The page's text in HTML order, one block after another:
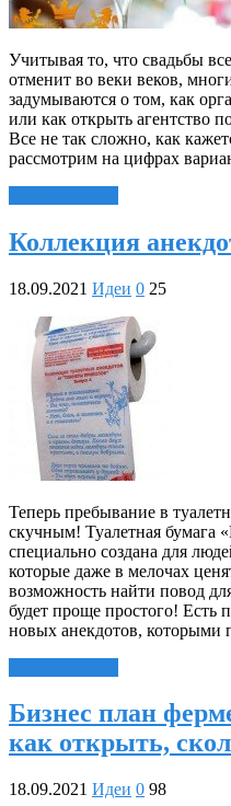
Учитывая то, что свадьбы
отменит во веки веков,
задумываются о том, как
или как открыть агентство
Все не так сложно, как
рассмотрим на цифрах
Коллекция
18.09.2021 Идеи 0 25
Теперь пребывание в
скучным! Туалетная бумага
специально создана для
которые даже в мелочах
возможность найти повод
будет проще простого! Есть
новых анекдотов,
Бизнес план
как открыть,
18.09.2021 Идеи 0 98